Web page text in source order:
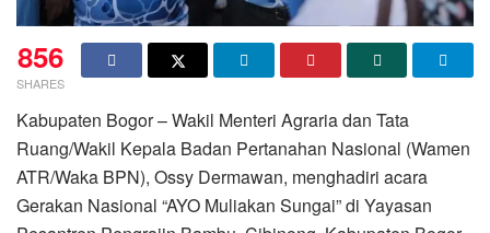
856
SHARES
Kabupaten Bogor – Wakil Menteri Agraria dan Tata
Ruang/Wakil Kepala Badan Pertanahan Nasional (Wamen
ATR/Waka BPN), Ossy Dermawan, menghadiri acara
Gerakan Nasional “AYO Muliakan Sungai” di Yayasan